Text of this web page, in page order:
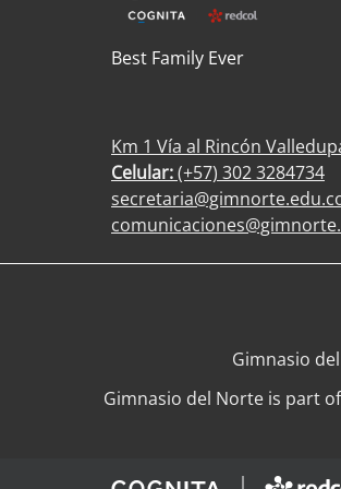
Best Family Ever
Km 1 Vía al Rincón
Celular:(+57) 302 3284734
Gimnasio
Gimnasio del Norte is part